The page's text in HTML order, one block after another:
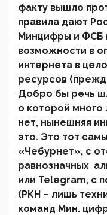
факту вышло
правила дают
Минцифры и ФСБ
возможности в
интернета в
ресурсов
Добро бы речь
о которой много
нет, нынешняя
это. Это тот
«Чебурнет», с
равнозначных
или Telegram, с
(РКН – лишь
команд Мин.